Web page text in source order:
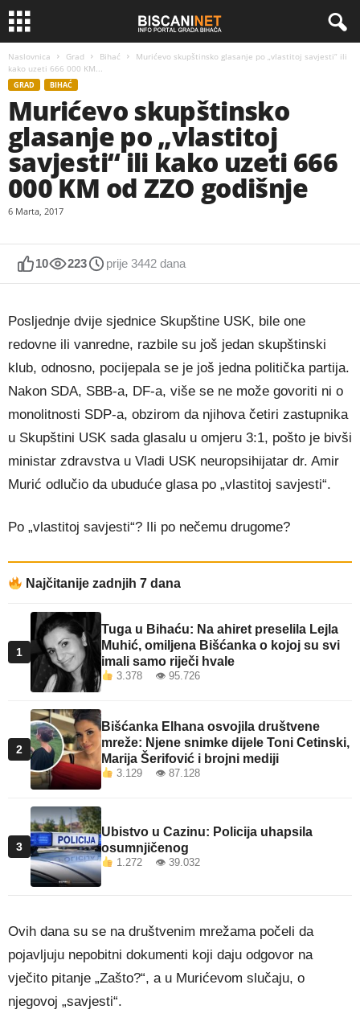
Naslovnica Grad Bihać
Murićevo skupštinsko glasanje po „vlastitoj savjesti“ ili
kako uzeti 666 000 KM...
GRAD BIHAĆ
Murićevo skupštinsko
glasanje po „vlastitoj
savjesti“ ili kako uzeti 666
000 KM od ZZO godišnje
6 Marta, 2017
10 223 prije 3442 dana
Posljednje dvije sjednice Skupštine USK, bile one
redovne ili vanredne, razbile su još jedan skupštinski
klub, odnosno, pocijepala se je još jedna politička partija.
Nakon SDA, SBB-a, DF-a, više se ne može govoriti ni o
monolitnosti SDP-a, obzirom da njihova četiri zastupnika
u Skupštini USK sada glasalu u omjeru 3:1, pošto je bivši
ministar zdravstva u Vladi USK neuropsihijatar dr. Amir
Murić odlučio da ubuduće glasa po „vlastitoj savjesti“.
Po „vlastitoj savjesti“? Ili po nečemu drugome?
Najčitanije zadnjih 7 dana
1
Tuga u Bihaću: Na ahiret preselila Lejla
Muhić, omiljena Bišćanka o kojoj su svi
imali samo riječi hvale
3.378 👁 95.726
2
Bišćanka Elhana osvojila društvene
mreže: Njene snimke dijele Toni Cetinski,
Marija Šerifović i brojni mediji
3.129 👁 87.128
3
Ubistvo u Cazinu: Policija uhapsila
osumnjičenog
1.272 👁 39.032
Ovih dana su se na društvenim mrežama počeli da
pojavljuju nepobitni dokumenti koji daju odgovor na
vječito pitanje „Zašto?“, a u Murićevom slučaju, o
njegovoj „savjesti“.